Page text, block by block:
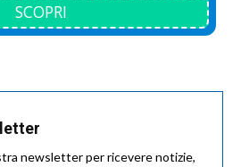
SCOPRI
newsletter per ricevere notizie,